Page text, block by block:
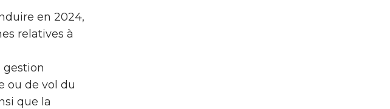
en 2024,
relatives à
gestion
ou de vol du
que la